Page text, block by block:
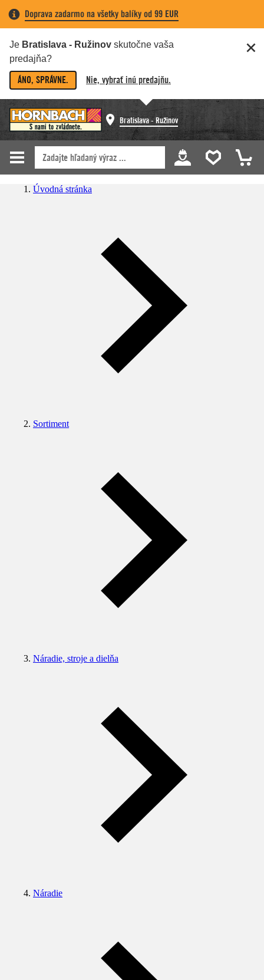
Doprava zadarmo na všetky balíky od 99 EUR
Je Bratislava - Ružinov skutočne vaša
predajňa?
ÁNO, SPRÁVNE. Nie, vybrať inú predajňu.
Bratislava - Ružinov
Úvodná stránka
Sortiment
Náradie, stroje a dielňa
Náradie